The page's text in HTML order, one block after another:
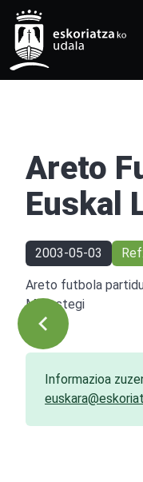
Areto
Euskal
2003-05-03
Areto futbola
Mazustegi
Informazioa